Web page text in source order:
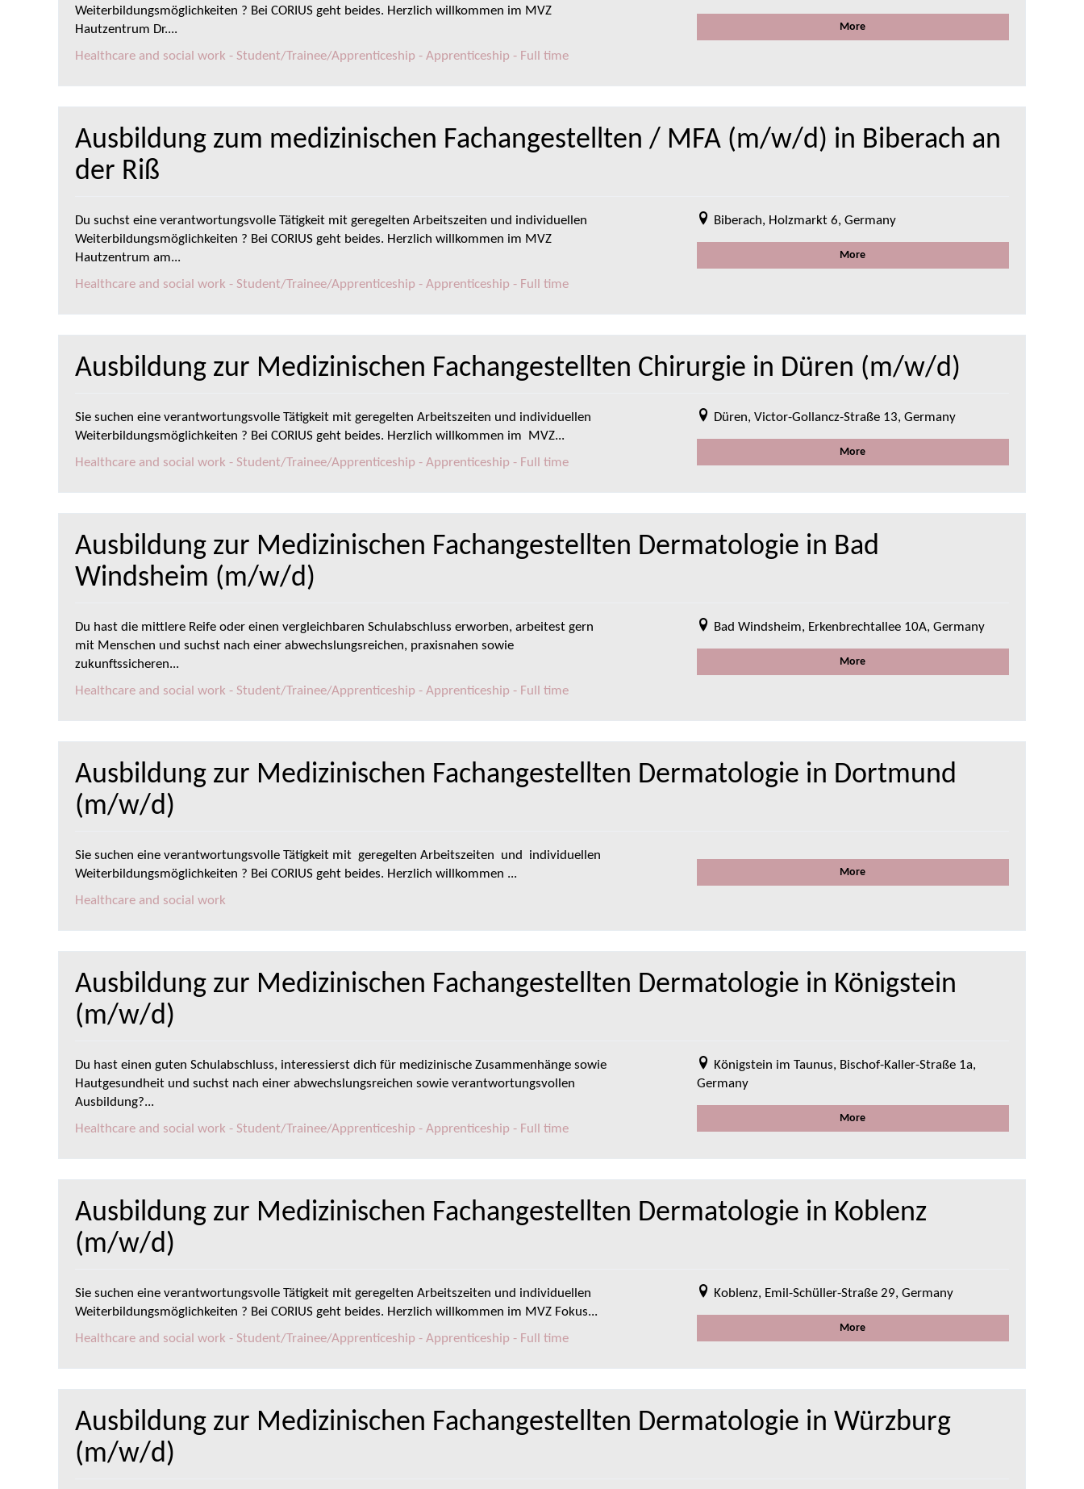
Weiterbildungsmöglichkeiten ? Bei CORIUS geht beides. Herzlich willkommen im MVZ
Hautzentrum Dr....
Healthcare and social work - Student/Trainee/Apprenticeship - Apprenticeship - Full time
More
Ausbildung zum medizinischen Fachangestellten / MFA (m/w/d) in Biberach an
der Riß
Du suchst eine verantwortungsvolle Tätigkeit mit geregelten Arbeitszeiten und individuellen
Weiterbildungsmöglichkeiten ? Bei CORIUS geht beides. Herzlich willkommen im MVZ
Hautzentrum am...
Healthcare and social work - Student/Trainee/Apprenticeship - Apprenticeship - Full time
Biberach, Holzmarkt 6, Germany
More
Ausbildung zur Medizinischen Fachangestellten Chirurgie in Düren (m/w/d)
Sie suchen eine verantwortungsvolle Tätigkeit mit geregelten Arbeitszeiten und individuellen
Weiterbildungsmöglichkeiten ? Bei CORIUS geht beides. Herzlich willkommen im MVZ...
Healthcare and social work - Student/Trainee/Apprenticeship - Apprenticeship - Full time
Düren, Victor-Gollancz-Straße 13, Germany
More
Ausbildung zur Medizinischen Fachangestellten Dermatologie in Bad
Windsheim (m/w/d)
Du hast die mittlere Reife oder einen vergleichbaren Schulabschluss erworben, arbeitest gern
mit Menschen und suchst nach einer abwechslungsreichen, praxisnahen sowie
zukunftssicheren...
Healthcare and social work - Student/Trainee/Apprenticeship - Apprenticeship - Full time
Bad Windsheim, Erkenbrechtallee 10A, Germany
More
Ausbildung zur Medizinischen Fachangestellten Dermatologie in Dortmund
(m/w/d)
Sie suchen eine verantwortungsvolle Tätigkeit mit geregelten Arbeitszeiten und individuellen
Weiterbildungsmöglichkeiten ? Bei CORIUS geht beides. Herzlich willkommen ...
Healthcare and social work
More
Ausbildung zur Medizinischen Fachangestellten Dermatologie in Königstein
(m/w/d)
Du hast einen guten Schulabschluss, interessierst dich für medizinische Zusammenhänge sowie
Hautgesundheit und suchst nach einer abwechslungsreichen sowie verantwortungsvollen
Ausbildung?...
Healthcare and social work - Student/Trainee/Apprenticeship - Apprenticeship - Full time
Königstein im Taunus, Bischof-Kaller-Straße 1a,
Germany
More
Ausbildung zur Medizinischen Fachangestellten Dermatologie in Koblenz
(m/w/d)
Sie suchen eine verantwortungsvolle Tätigkeit mit geregelten Arbeitszeiten und individuellen
Weiterbildungsmöglichkeiten ? Bei CORIUS geht beides. Herzlich willkommen im MVZ Fokus...
Healthcare and social work - Student/Trainee/Apprenticeship - Apprenticeship - Full time
Koblenz, Emil-Schüller-Straße 29, Germany
More
Ausbildung zur Medizinischen Fachangestellten Dermatologie in Würzburg
(m/w/d)